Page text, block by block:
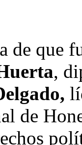
de que
,
de